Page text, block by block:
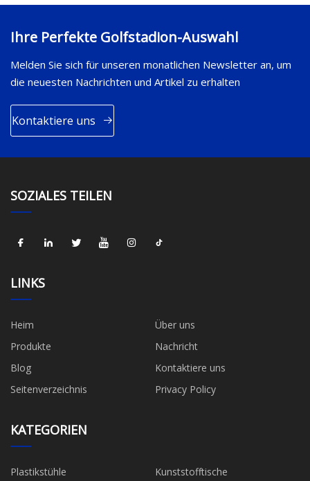
Ihre Perfekte Golfstadion-Auswahl
Melden Sie sich für unseren monatlichen Newsletter an, um
die neuesten Nachrichten und Artikel zu erhalten
Kontaktiere uns
SOZIALES TEILEN
LINKS
Heim
Über uns
Produkte
Nachricht
Blog
Kontaktiere uns
Seitenverzeichnis
Privacy Policy
KATEGORIEN
Plastikstühle Kunststofftische